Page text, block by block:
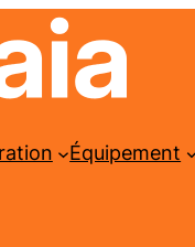
Équipement